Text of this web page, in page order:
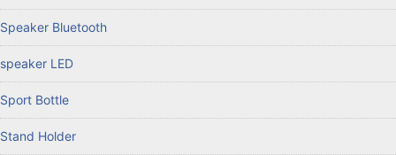
Speaker Bluetooth
speaker LED
Sport Bottle
Stand Holder